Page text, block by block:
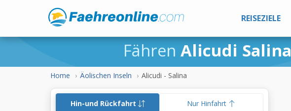
REISEZIELE
Fähren Alicudi Salina
Home Äolischen Inseln Alicudi - Salina
Hin-und Rückfahrt Nur Hinfahrt